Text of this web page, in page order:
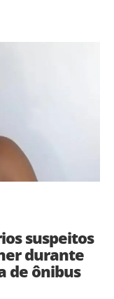
suspeitos
durante
de ônibus